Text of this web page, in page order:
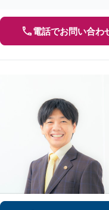
電話でお問い合わ